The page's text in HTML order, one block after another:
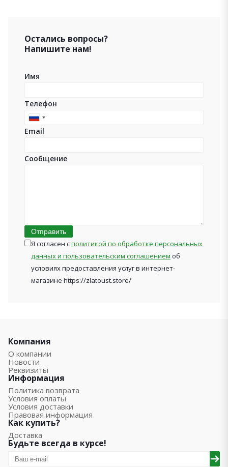
Остались вопросы?
Напишите нам!
Имя
Телефон
Russia
+7
Email
Сообщение
Отправить
Я согласен сполитикой по обработке персональных
данных и пользовательским соглашением об
условиях предоставления услуг в интернет-
магазине https://zlatoust.store/
Компания
О компании
Новости
Реквизиты
Информация
Политика возврата
Условия оплаты
Условия доставки
Правовая информация
Как купить?
Доставка
Будьте всегда в курсе!